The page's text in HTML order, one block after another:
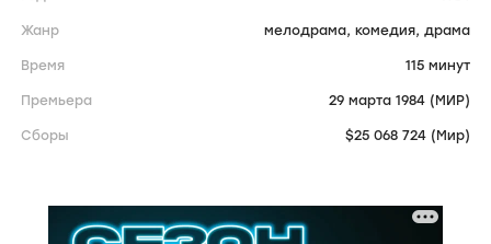
Жанр мелодрама, комедия, драма
Время 115 минут
Премьера 29 марта 1984 (МИР)
Сборы $25 068 724 (Мир)